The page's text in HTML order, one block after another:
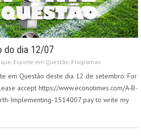
do dia 12/07
, Esporte em Questão, Programas
em Questão deste dia 12 de setembro: For
accept https://www.econotimes.com/A-B-
Implementing-1514007 pay to write my